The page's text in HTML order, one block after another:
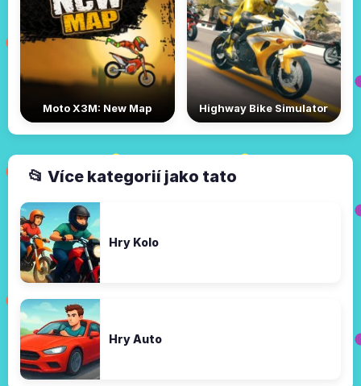
Moto X3M: New Map Highway Bike Simulator
📂 Více kategorií jako tato
Hry Kolo
Hry Auto